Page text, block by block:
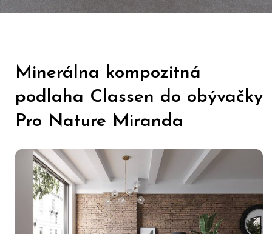
Minerálna kompozitná
podlaha Classen do obývačky
Pro Nature Miranda